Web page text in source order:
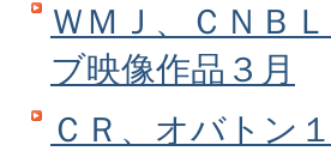
ＷＭＪ、ＣＮＢ
ブ映像作品３月
ＣＲ、オバトン